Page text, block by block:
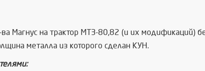
Магнус на трактор МТЗ-80,82 (и их модификаций)
металла из которого сделан КУН.